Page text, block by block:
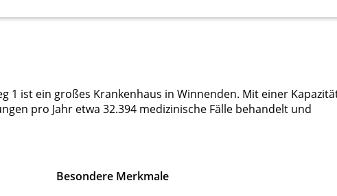
1 ist ein großes Krankenhaus in Winnenden. Mit einer
pro Jahr etwa 32.394 medizinische Fälle behandelt und
Besondere Merkmale